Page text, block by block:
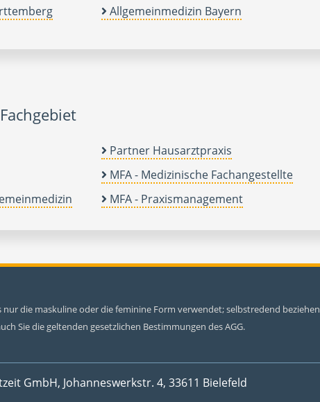
Allgemeinmedizin Bayern
Partner Hausarztpraxis
MFA - Medizinische Fachangestellte
MFA - Praxismanagement
die maskuline oder die feminine Form verwendet; selbstredend
Sie die geltenden gesetzlichen Bestimmungen des AGG.
GmbH, Johanneswerkstr. 4, 33611 Bielefeld